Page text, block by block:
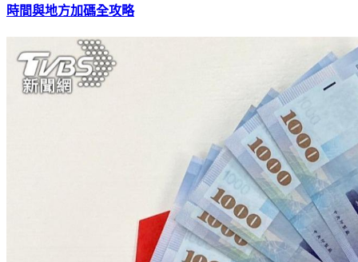
時間與地方加碼全攻略